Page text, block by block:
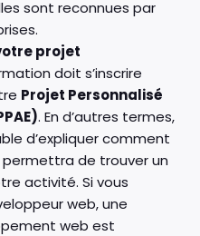
sont reconnues par
projet
doit s’inscrire
Projet Personnalisé
. En d’autres termes,
d’expliquer comment
de trouver un
activité. Si vous
web, une
web est